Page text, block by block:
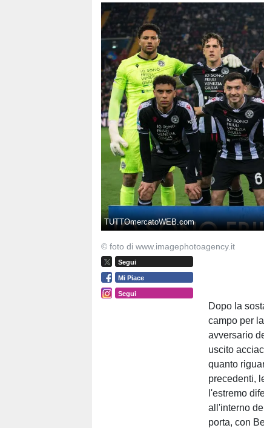
TUTTOmercatoWEB.com
© foto di www.imagephotoagency.it
Segui
Mi Piace
Segui
Dopo la
campo per
avversario
uscito
quanto
precedenti,
l'estremo
all'interno
porta, con